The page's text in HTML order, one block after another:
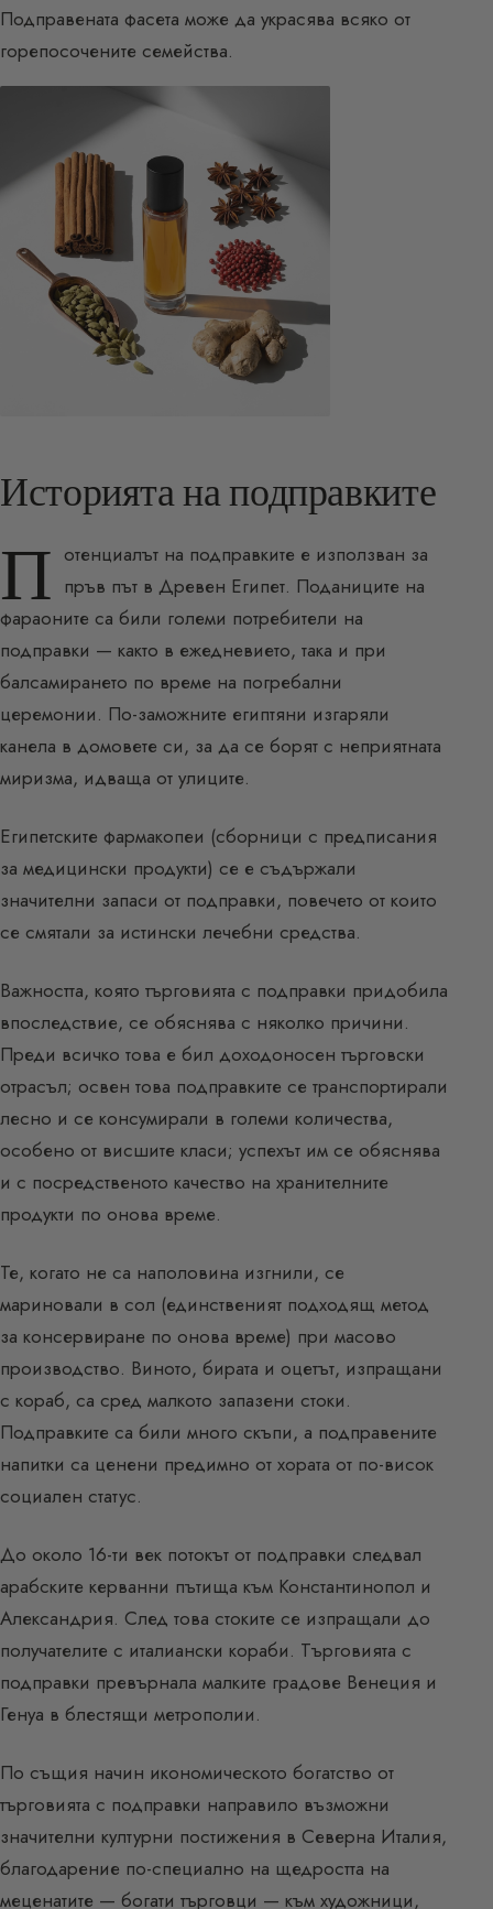
Подправената фасета може да украсява всяко от
горепосочените семейства.
Историята на подправките
П отенциалът на подправките е използван за
пръв път в Древен Египет. Поданиците на
фараоните са били големи потребители на
подправки — както в ежедневието, така и при
балсамирането по време на погребални
церемонии. По-заможните египтяни изгаряли
канела в домовете си, за да се борят с неприятната
миризма, идваща от улиците.
Египетските фармакопеи (сборници с предписания
за медицински продукти) се е съдържали
значителни запаси от подправки, повечето от които
се смятали за истински лечебни средства.
Важността, която търговията с подправки придобила
впоследствие, се обяснява с няколко причини.
Преди всичко това е бил доходоносен търговски
отрасъл; освен това подправките се транспортирали
лесно и се консумирали в големи количества,
особено от висшите класи; успехът им се обяснява
и с посредственото качество на хранителните
продукти по онова време.
Те, когато не са наполовина изгнили, се
мариновали в сол (единственият подходящ метод
за консервиране по онова време) при масово
производство. Виното, бирата и оцетът, изпращани
с кораб, са сред малкото запазени стоки.
Подправките са били много скъпи, а подправените
напитки са ценени предимно от хората от по-висок
социален статус.
До около 16-ти век потокът от подправки следвал
арабските керванни пътища към Константинопол и
Александрия. След това стоките се изпращали до
получателите с италиански кораби. Търговията с
подправки превърнала малките градове Венеция и
Генуа в блестящи метрополии.
По същия начин икономическото богатство от
търговията с подправки направило възможни
значителни културни постижения в Северна Италия,
благодарение по-специално на щедростта на
меценатите — богати търговци — към художници,